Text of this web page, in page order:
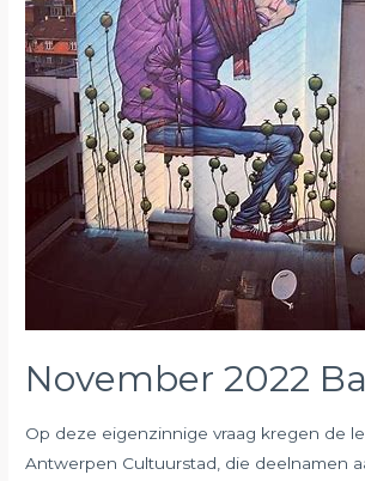
November 2022
Op deze eigenzinnige vraag kregen de
Antwerpen Cultuurstad, die deelnamen